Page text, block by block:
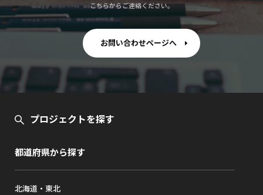
こちらからご連絡ください。
お問い合わせページへ
プロジェクトを探す
都道府県から探す
北海道・東北